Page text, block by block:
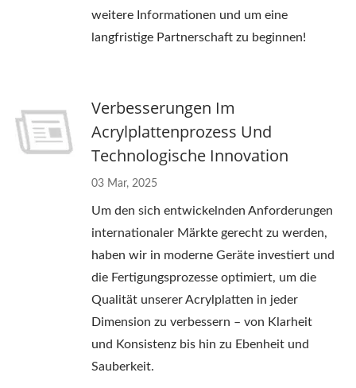
weitere Informationen und um eine
langfristige Partnerschaft zu beginnen!
Verbesserungen Im
Acrylplattenprozess Und
Technologische Innovation
03 Mar, 2025
Um den sich entwickelnden Anforderungen
internationaler Märkte gerecht zu werden,
haben wir in moderne Geräte investiert und
die Fertigungsprozesse optimiert, um die
Qualität unserer Acrylplatten in jeder
Dimension zu verbessern – von Klarheit
und Konsistenz bis hin zu Ebenheit und
Sauberkeit.